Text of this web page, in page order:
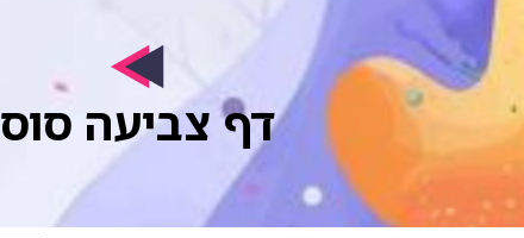
דף צביעה סוס